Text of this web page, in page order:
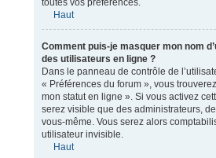
toutes vos préférences.
Haut
Comment puis-je masquer mon nom
des utilisateurs en ligne ?
Dans le panneau de contrôle de
« Préférences du forum », vous
mon statut en ligne ». Si vous activez
serez visible que des administrateurs,
vous-même. Vous serez alors
utilisateur invisible.
Haut